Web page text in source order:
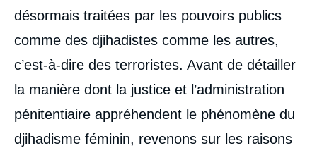
désormais traitées par les pouvoirs publics
comme des djihadistes comme les autres,
c’est‑à‑dire des terroristes. Avant de détailler
la manière dont la justice et l’administration
pénitentiaire appréhendent le phénomène du
djihadisme féminin, revenons sur les raisons